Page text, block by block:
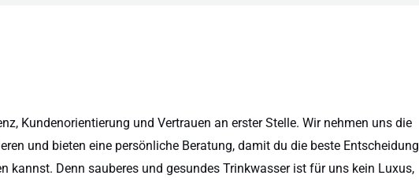
Kundenorientierung und Vertrauen an erster Stelle. Wir nehmen uns die
und bieten eine persönliche Beratung, damit du die beste Entscheidung
kannst. Denn sauberes und gesundes Trinkwasser ist für uns kein Luxus,